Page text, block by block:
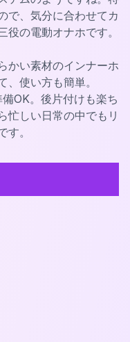
で、気分に合わせてカ
の電動オナホです。
かい素材のインナーホ
使い方も簡単。
OK。後片付けも楽ち
忙しい日常の中でもリ
。